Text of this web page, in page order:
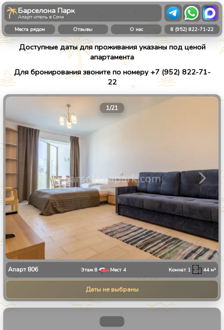
Барселона Парк
Апарт-отель в Сочи
Места рядом
Отзывы О нас 8 (952) 822-71-22
Доступные даты для проживания указаны под ценой
апартамента
Для бронирования звоните по номеру +7 (952) 822-71-
22
1/21
Апарт806 Этаж8 Мест 4 Комнат 1 44м²
Даты не выбраны